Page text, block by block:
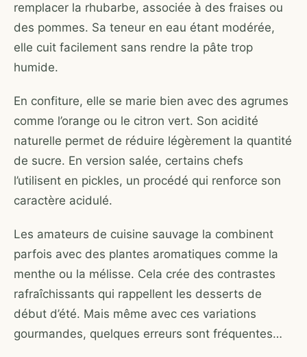
remplacer la rhubarbe, associée à des fraises ou
des pommes. Sa teneur en eau étant modérée,
elle cuit facilement sans rendre la pâte trop
humide.
En confiture, elle se marie bien avec des agrumes
comme l’orange ou le citron vert. Son acidité
naturelle permet de réduire légèrement la quantité
de sucre. En version salée, certains chefs
l’utilisent en pickles, un procédé qui renforce son
caractère acidulé.
Les amateurs de cuisine sauvage la combinent
parfois avec des plantes aromatiques comme la
menthe ou la mélisse. Cela crée des contrastes
rafraîchissants qui rappellent les desserts de
début d’été. Mais même avec ces variations
gourmandes, quelques erreurs sont fréquentes…